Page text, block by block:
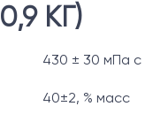
КГ)
430 ± 30 мПа с
40±2, % масс